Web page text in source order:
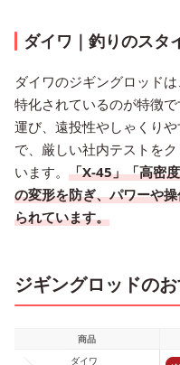
ダイワ｜釣りのスタ
ダイワのジギングロッド
特化されているのが特徴
運び、遠投性やしゃくり
で、厳しい社内テストを
います。 「X-45」「高密
の変形を防ぎ、パワーや
られています。
ジギングロッドの
商品
ダイワ